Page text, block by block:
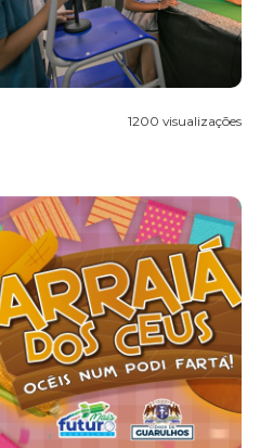
1200 visualizações